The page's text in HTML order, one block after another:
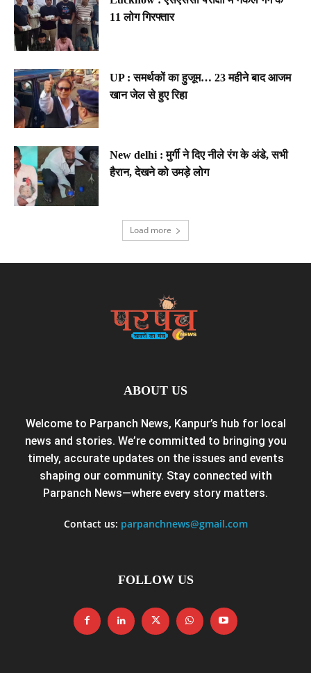
11 लोग गिरफ्तार
UP : समर्थकों का हुजूम… 23 महीने बाद आजम
खान जेल से हुए रिहा
New delhi : मुर्गी ने दिए नीले रंग के अंडे, सभी
हैरान, देखने को उमड़े लोग
Load more
ABOUT US
Welcome to Parpanch News, Kanpur’s hub for local
news and stories. We’re committed to bringing you
timely, accurate updates on the issues and events
shaping our community. Stay connected with
Parpanch News—where every story matters.
Contact us: parpanchnews@gmail.com
FOLLOW US